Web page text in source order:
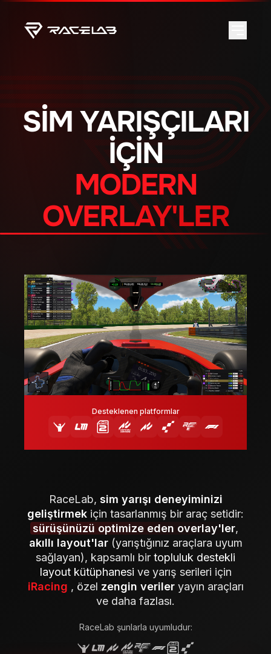
SIM YARIŞÇILARI
IÇIN
MODERN
OVERLAY'LER
Desteklenen platformlar
RaceLab, sim yarışı deneyiminizi
geliştirmek için tasarlanmış bir araç setidir:
sürüşünüzü optimize eden overlay'ler,
akıllı layout'lar (yarıştığınız araçlara uyum
sağlayan), kapsamlı bir topluluk destekli
layout kütüphanesi ve yarış serileri için
iRacing , özel zengin verileryayın araçları
ve daha fazlası.
RaceLab şunlarla uyumludur: